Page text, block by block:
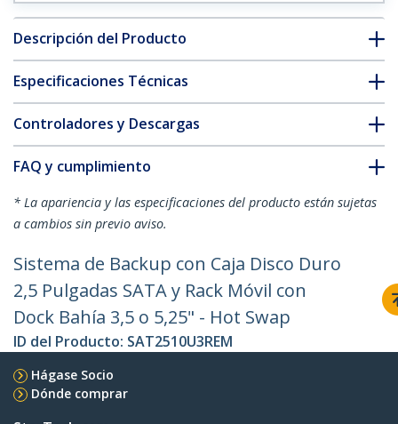
Descripción del Producto
Especificaciones Técnicas
Controladores y Descargas
FAQ y cumplimiento
* La apariencia y las especificaciones del producto están sujetas
a cambios sin previo aviso.
Sistema de Backup con Caja Disco Duro
2,5 Pulgadas SATA y Rack Móvil con
Dock Bahía 3,5 o 5,25" - Hot Swap
ID del Producto: SAT2510U3REM
Hágase Socio
Dónde comprar